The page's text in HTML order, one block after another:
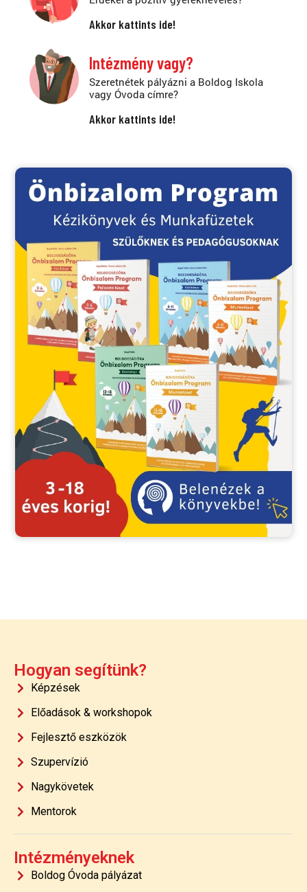
Akkor kattints ide!
Intézmény vagy?
Szeretnétek pályázni a Boldog Iskola
vagy Óvoda címre?
Akkor kattints ide!
Hogyan segítünk?
Képzések
Előadások & workshopok
Fejlesztő eszközök
Szupervízió
Nagykövetek
Mentorok
Intézményeknek
Boldog Óvoda pályázat